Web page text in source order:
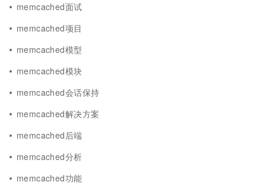
memcached面试
memcached项目
memcached模型
memcached模块
memcached会话保持
memcached解决方案
memcached后端
memcached分析
memcached功能